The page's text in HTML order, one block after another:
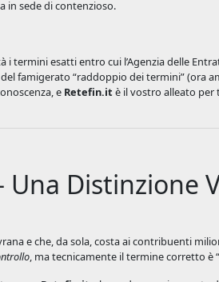
in sede di contenzioso.
i termini esatti entro cui l’Agenzia delle
famigerato “raddoppio dei termini” (ora
e Retefin.it è il vostro alleato per
Distinzione
e che, da sola, costa ai contribuenti
, ma tecnicamente il termine corretto è